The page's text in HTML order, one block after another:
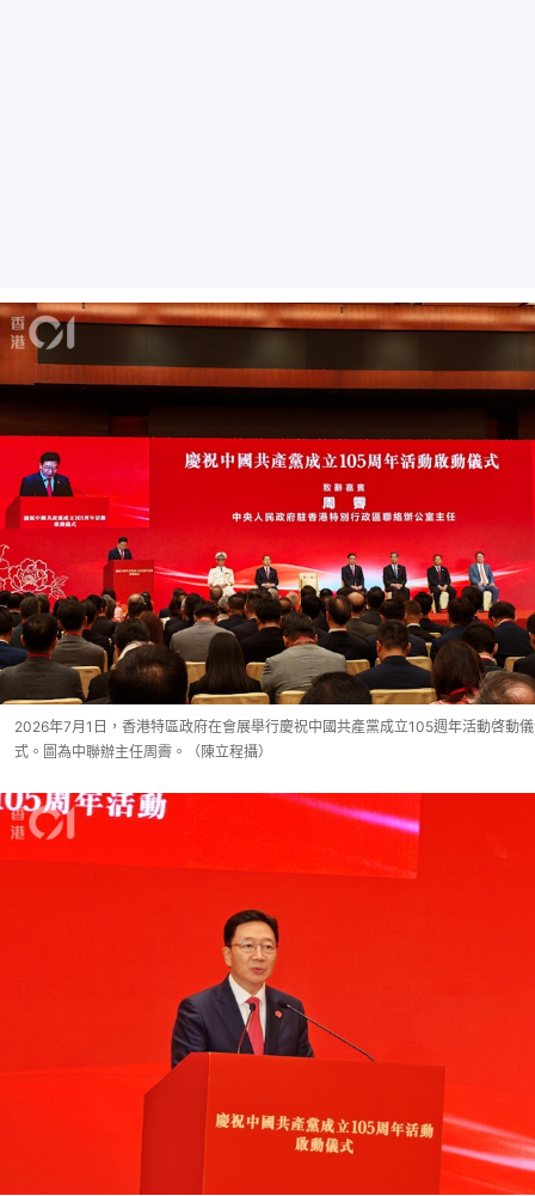
2026年7月1日，香港特區政府在會展舉行慶祝中國共產黨成立105週年活動啓動儀
式。圖為中聯辦主任周霽。（陳立程攝）